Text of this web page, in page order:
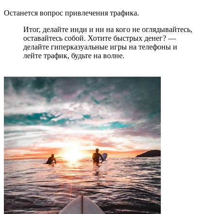
Останется вопрос привлечения трафика.
Итог, делайте инди и ни на кого не оглядывайтесь,
оставайтесь собой. Хотите быстрых денег? —
делайте гиперказуальные игры на телефоны и
лейте трафик, будьте на волне.